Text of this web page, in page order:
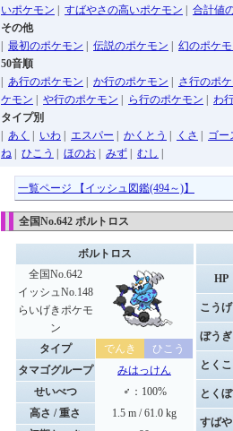
いポケモン
すばやさの高いポケモン
合計値
その他
最初のポケモン 伝説のポケモン
幻のポケ
50音順
あ行のポケモン か行のポケモン
さ行のポ
ケモン
や行のポケモン ら行のポケモン
わ
タイプ別
あく いわ エスパー かくとう くさ
ゴー
ね
ひこう ほのお みず むし
一覧ページ 【イッシュ図鑑(494～)】
全国No.642 ボルトロス
ボルトロス
全国No.642
イッシュNo.148
らいげきポケモ
ン
タイプ
でんき
ひこう
タマゴグループ
みはっけん
せいべつ
♂：100%
高さ / 重さ
1.5 m / 61.0 kg
HP
こう
ぼう
とく
とく
すば